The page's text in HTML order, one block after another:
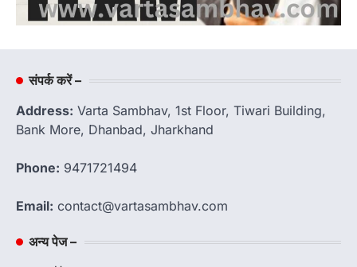
संपर्क करें –
Address: Varta Sambhav, 1st Floor, Tiwari Building,
Bank More, Dhanbad, Jharkhand
Phone: 9471721494
Email: contact@vartasambhav.com
अन्य पेज –